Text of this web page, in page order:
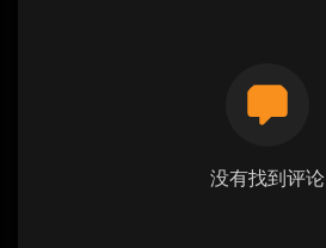
没有找到评论